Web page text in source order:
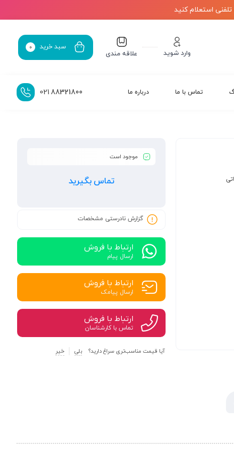
استعلام کنید
وارد شوید علاقه مندی
سبد خرید 0
تماس با ما درباره ما 88321800
021
موجود است
تماس بگیرید
گزارش نادرستی مشخصات
ارتباط با فروش
ارسال پیام
ارتباط با فروش
ارسال پیامک
ارتباط با فروش
تماس با کارشناسان
آیا قیمت مناسب‌تری سراغ دارید؟ بلی خیر